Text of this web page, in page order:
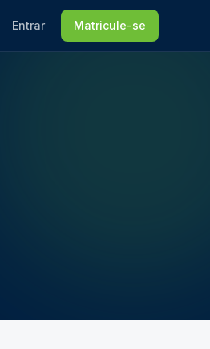
Entrar Matricule-se